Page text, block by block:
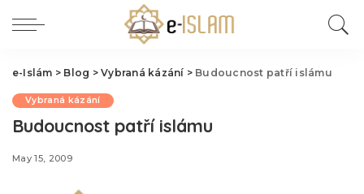
e-Islám > Blog >Vybraná kázání > Budoucnost patří islámu
Vybraná kázání
Budoucnost patří islámu
May 15, 2009